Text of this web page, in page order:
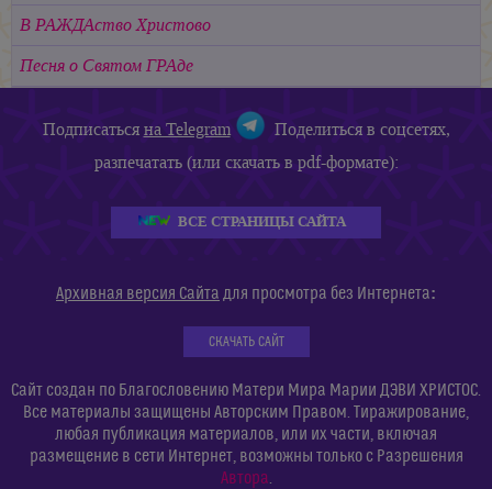
В РАЖДАство Христово
Песня о Святом ГРАде
Подписатьсяна Telegram
Поделиться в соцсетях,
разпечатать (или скачать в pdf-формате):
ВСЕ СТРАНИЦЫ САЙТА
Архивная версия Сайта для просмотра без Интернета:
СКАЧАТЬ САЙТ
Сайт создан по Благословению Матери Мира Марии ДЭВИ ХРИСТОС.
Все материалы защищены Авторским Правом. Тиражирование,
любая публикация материалов, или их части, включая
размещение в сети Интернет, возможны только с Разрешения
Автора.